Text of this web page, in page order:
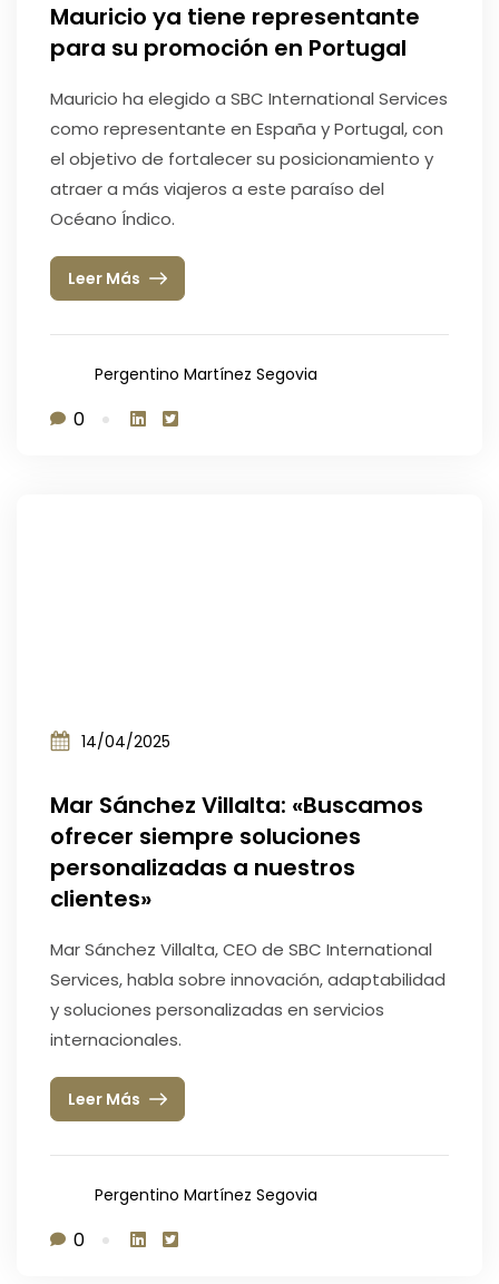
Mauricio ya tiene representante
para su promoción en Portugal
Mauricio ha elegido a SBC International Services
como representante en España y Portugal, con
el objetivo de fortalecer su posicionamiento y
atraer a más viajeros a este paraíso del
Océano Índico.
Leer Más
Pergentino Martínez Segovia
0
14/04/2025
Mar Sánchez Villalta: «Buscamos
ofrecer siempre soluciones
personalizadas a nuestros
clientes»
Mar Sánchez Villalta, CEO de SBC International
Services, habla sobre innovación, adaptabilidad
y soluciones personalizadas en servicios
internacionales.
Leer Más
Pergentino Martínez Segovia
0